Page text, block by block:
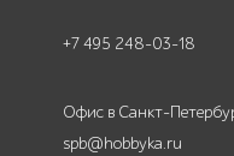
+7 495 248-03-18
Офис в Санкт-
spb@hobbyka.ru